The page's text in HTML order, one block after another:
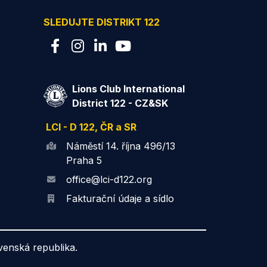
SLEDUJTE DISTRIKT 122
Lions Club International
District 122 - CZ&SK
LCI - D 122, ČR a SR
Náměstí 14. října 496/13
Praha 5
office@lci-d122.org
Fakturační údaje a sídlo
republika.